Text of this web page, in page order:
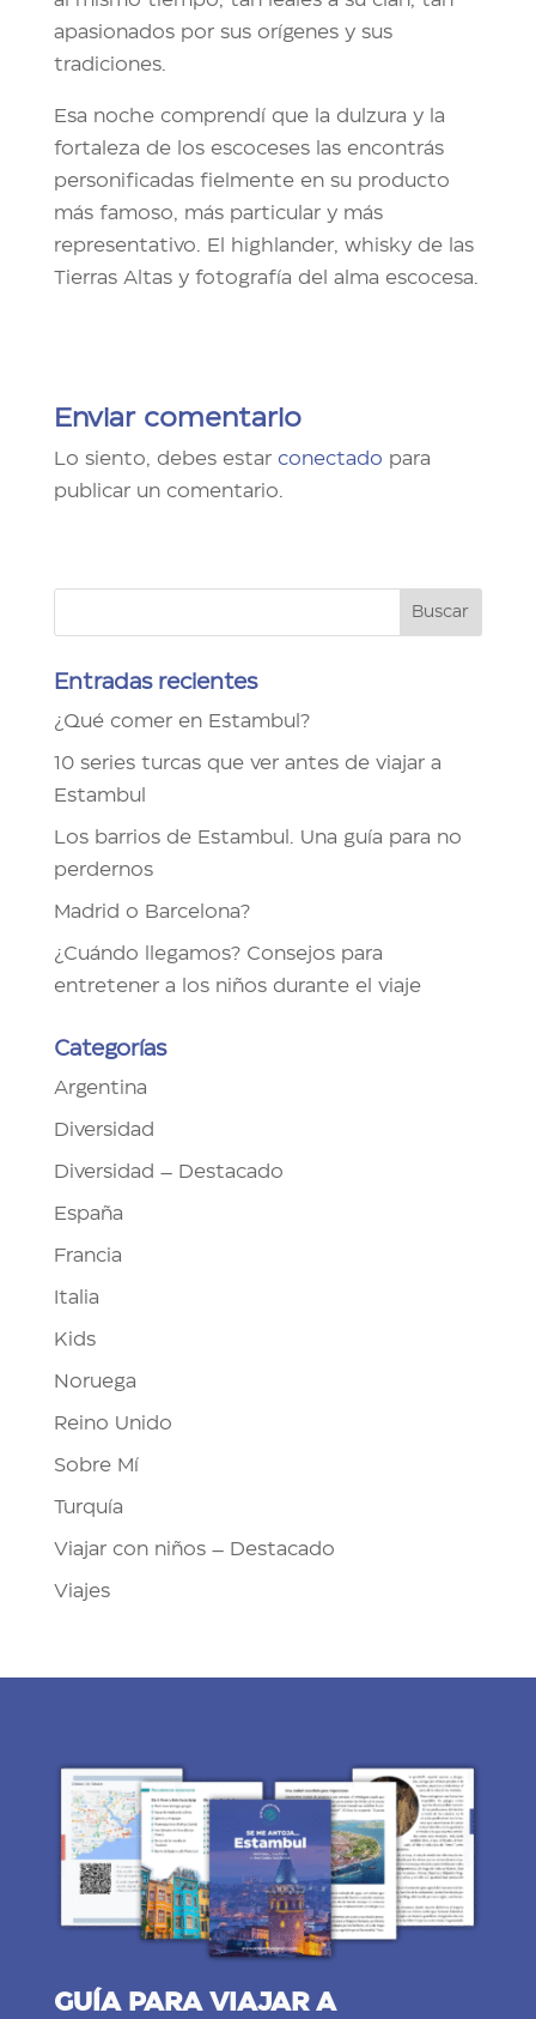
apasionados por sus orígenes y sus
tradiciones.
Esa noche comprendí que la dulzura y la
fortaleza de los escoceses las encontrás
personificadas fielmente en su producto
más famoso, más particular y más
representativo. El highlander, whisky de las
Tierras Altas y fotografía del alma escocesa.
Enviar comentario
Lo siento, debes estar conectado para
publicar un comentario.
Entradas recientes
¿Qué comer en Estambul?
10 series turcas que ver antes de viajar a
Estambul
Los barrios de Estambul. Una guía para no
perdernos
Madrid o Barcelona?
¿Cuándo llegamos? Consejos para
entretener a los niños durante el viaje
Categorías
Argentina
Diversidad
Diversidad – Destacado
España
Francia
Italia
Kids
Noruega
Reino Unido
Sobre Mí
Turquía
Viajar con niños – Destacado
Viajes
GUÍA PARA VIAJAR A